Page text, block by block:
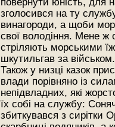
зголосився на ту
винагороди, а щоби
свої володіння. Мене ж
стріляють морськими
шкутильгав за військом.
Також у низці казок
влади порівняно із
непідвладних, які
їх собі на службу:
збиткувався з сирітки